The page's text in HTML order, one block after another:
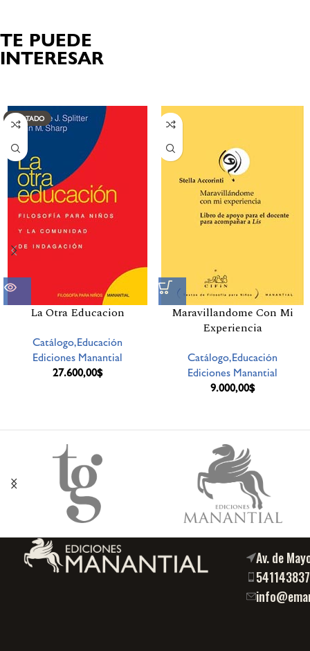
TE PUEDE
INTERESAR
AGOTADO
La Otra Educacion
Catálogo,Educación
Ediciones Manantial
27.600,00$
Maravillandome Con Mi
Experiencia
Catálogo,Educación
Ediciones Manantial
9.000,00$
Av. de